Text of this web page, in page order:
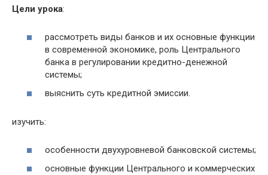
Цели урока:
рассмотреть виды банков и их основные функции
в современной экономике, роль Центрального
банка в регулировании кредитно-денежной
системы;
выяснить суть кредитной эмиссии.
изучить:
особенности двухуровневой банковской системы;
основные функции Центрального и коммерческих